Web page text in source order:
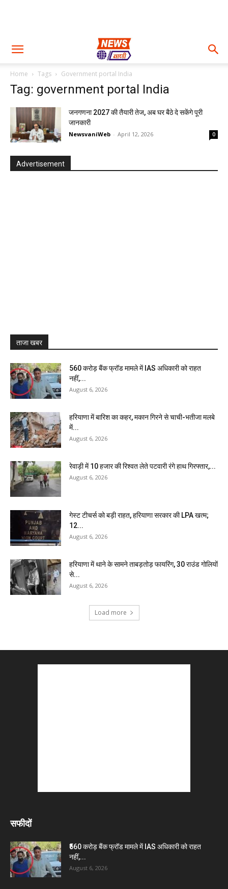
Home Tags Government portal India
Tag: government portal India
जनगणना 2027 की तैयारी तेज, अब घर बैठे दे सकेंगे पूरी
जानकारी
NewsvaniWeb - April 12, 2026 0
Advertisement
ताजा खबर
₹560 करोड़ बैंक फ्रॉड मामले में IAS अधिकारी को राहत
नहीं,...
August 6, 2026
हरियाणा में बारिश का कहर, मकान गिरने से चाची-भतीजा मलबे
में...
August 6, 2026
रेवाड़ी में 10 हजार की रिश्वत लेते पटवारी रंगे हाथ गिरफ्तार,...
August 6, 2026
गेस्ट टीचर्स को बड़ी राहत, हरियाणा सरकार की LPA खत्म;
12...
August 6, 2026
हरियाणा में थाने के सामने ताबड़तोड़ फायरिंग, 30 राउंड गोलियों
से...
August 6, 2026
Load more
सफीदों
₹560 करोड़ बैंक फ्रॉड मामले में IAS अधिकारी को राहत
नहीं,...
August 6, 2026